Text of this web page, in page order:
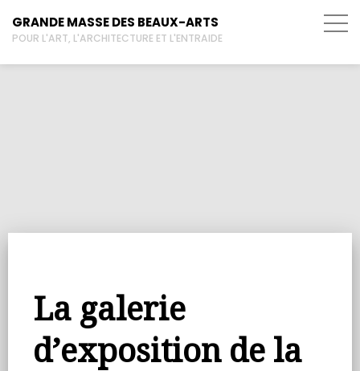
GRANDE MASSE DES BEAUX-ARTS
POUR L'ART, L'ARCHITECTURE ET L'ENTRAIDE
La galerie
d’exposition de la